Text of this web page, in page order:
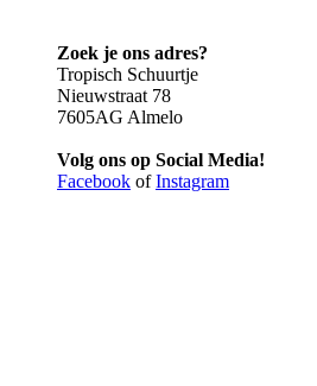
Zoek je ons adres?
Tropisch Schuurtje
Nieuwstraat 78
7605AG Almelo
Volg ons op Social Media!
Facebook ofInstagram